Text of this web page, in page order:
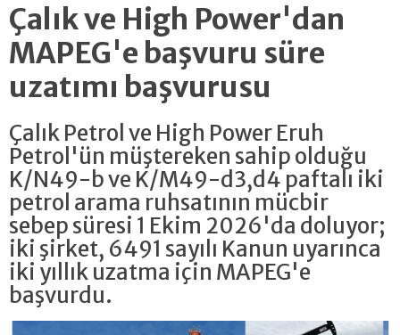
Çalık ve High Power'dan
MAPEG'e başvuru süre
uzatımı başvurusu
Çalık Petrol ve High Power Eruh
Petrol'ün müştereken sahip olduğu
K/N49-b ve K/M49-d3,d4 paftalı iki
petrol arama ruhsatının mücbir
sebep süresi 1 Ekim 2026'da doluyor;
iki şirket, 6491 sayılı Kanun uyarınca
iki yıllık uzatma için MAPEG'e
başvurdu.